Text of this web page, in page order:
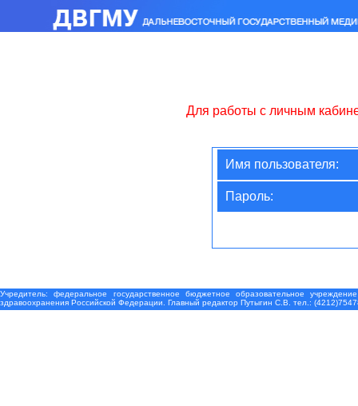
Для работы с личным
Имя пользователя:
Пароль:
Учредитель: федеральное государственное бюджетное образовательное
здравоохранения Российской Федерации. Главный редактор Путыгин С.В. тел.: